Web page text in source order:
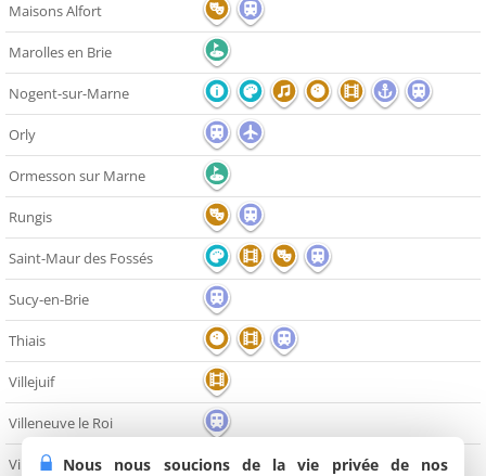
Maisons Alfort
Marolles en Brie
Nogent-sur-Marne
Orly
Ormesson sur Marne
Rungis
Saint-Maur des Fossés
Sucy-en-Brie
Thiais
Villejuif
Villeneuve le Roi
Villeneuve Saint-Georges
Nous nous soucions de la vie privée de nos